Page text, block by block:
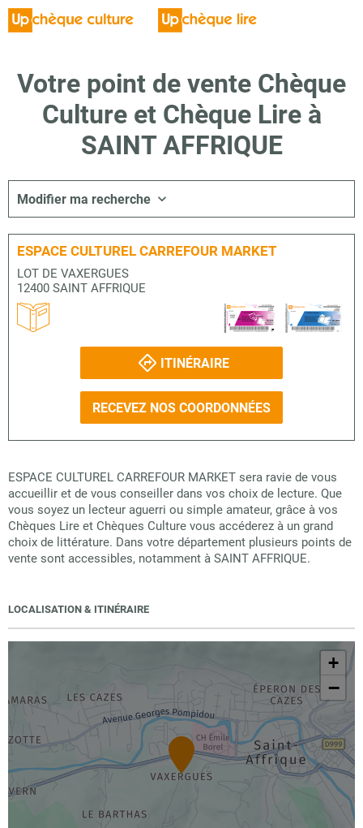
Votre point de vente Chèque
Culture et Chèque Lire à
SAINT AFFRIQUE
Modifier ma recherche
ESPACE CULTUREL CARREFOUR MARKET
LOT DE VAXERGUES
12400 SAINT AFFRIQUE
ITINÉRAIRE
RECEVEZ NOS COORDONNÉES
ESPACE CULTUREL CARREFOUR MARKET sera ravie de vous
accueillir et de vous conseiller dans vos choix de lecture. Que
vous soyez un lecteur aguerri ou simple amateur, grâce à vos
Chèques Lire et Chèques Culture vous accéderez à un grand
choix de littérature. Dans votre département plusieurs points de
vente sont accessibles, notamment à SAINT AFFRIQUE.
LOCALISATION & ITINÉRAIRE
+
−